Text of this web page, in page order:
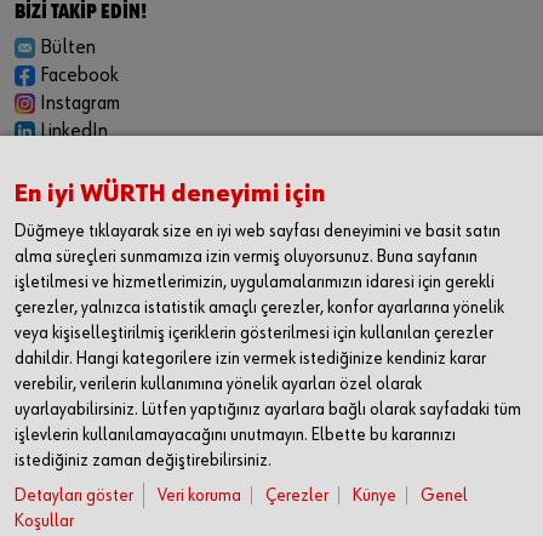
BİZİ TAKİP EDİN!
Bülten
Facebook
Instagram
LinkedIn
KARİYER
Felsefemiz
İş Fırsatları
İLETİŞİM
Würth Industrie Service
Endüstriyel Hizmetler Pazarlama Limited Şirketi
Mimar Sinan Mahallesi,
Uluğbey Caddesi,
No:1 BB No: 1/3
34570 Silivri / İstanbul
T +90 212 716 52 00
En iyi WÜRTH deneyimi için
Düğmeye tıklayarak size en iyi web sayfası deneyimini ve basit satın
alma süreçleri sunmamıza izin vermiş oluyorsunuz. Buna sayfanın
işletilmesi ve hizmetlerimizin, uygulamalarımızın idaresi için gerekli
çerezler, yalnızca istatistik amaçlı çerezler, konfor ayarlarına yönelik
veya kişiselleştirilmiş içeriklerin gösterilmesi için kullanılan çerezler
dahildir. Hangi kategorilere izin vermek istediğinize kendiniz karar
verebilir, verilerin kullanımına yönelik ayarları özel olarak
uyarlayabilirsiniz. Lütfen yaptığınız ayarlara bağlı olarak sayfadaki tüm
işlevlerin kullanılamayacağını unutmayın. Elbette bu kararınızı
istediğiniz zaman değiştirebilirsiniz.
Detayları göster
Veri koruma Çerezler Künye
Genel
Koşullar